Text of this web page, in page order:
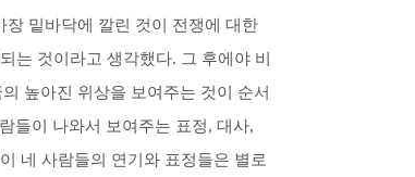
밑바닥에 깔린 것이 전쟁에 대한
는 것이라고 생각했다. 그 후에야 비
높아진 위상을 보여주는 것이 순서
들이 나와서 보여주는 표정, 대사,
네 사람들의 연기와 표정들은 별로